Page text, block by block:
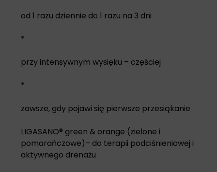
od 1 razu dziennie do 1 razu na 3 dni
*
przy intensywnym wysięku – częściej
*
zawsze, gdy pojawi się pierwsze przesiąkanie
LIGASANO® green & orange (zielone i
pomarańczowe)– do terapii podciśnieniowej i
aktywnego drenażu